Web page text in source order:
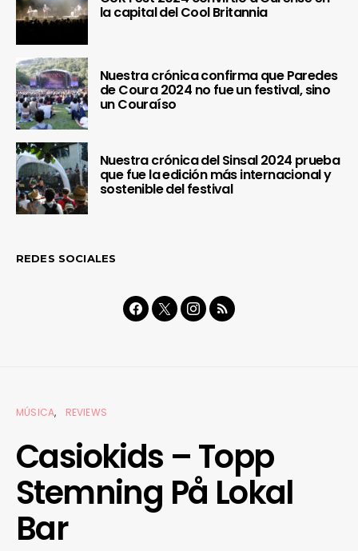
la capital del Cool Britannia
Nuestra crónica confirma que Paredes
de Coura 2024 no fue un festival, sino
un Couraíso
Nuestra crónica del Sinsal 2024 prueba
que fue la edición más internacional y
sostenible del festival
REDES SOCIALES
MÚSICA REVIEWS
Casiokids – Topp
Stemning På Lokal
Bar